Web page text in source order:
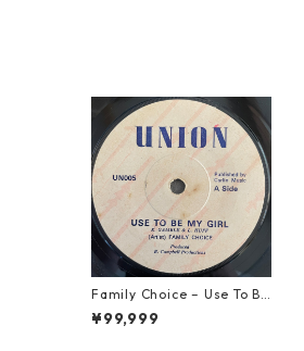
Family Choice – Use To Be
My Girl【7-22004】
¥99,999